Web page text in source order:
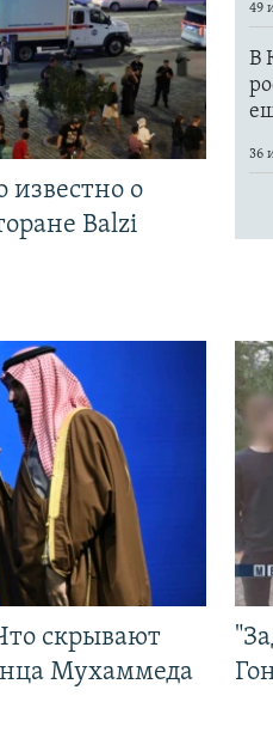
известно о
Balzi
скрывают
Мухаммеда